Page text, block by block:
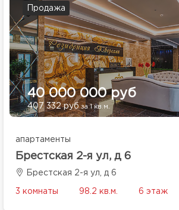
Продажа
40 000 000 руб
407 332 рубза 1 кв.м.
апартаменты
Брестская 2-я ул, д 6
Брестская 2-я ул, д 6
3 комнаты 98.2 кв.м. 6 этаж